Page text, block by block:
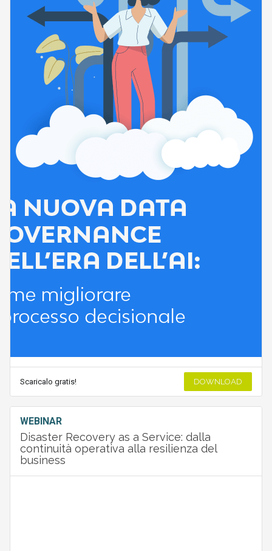
Scaricalo gratis! DOWNLOAD
WEBINAR
Disaster Recovery as a Service: dalla
continuità operativa alla resilienza del
business